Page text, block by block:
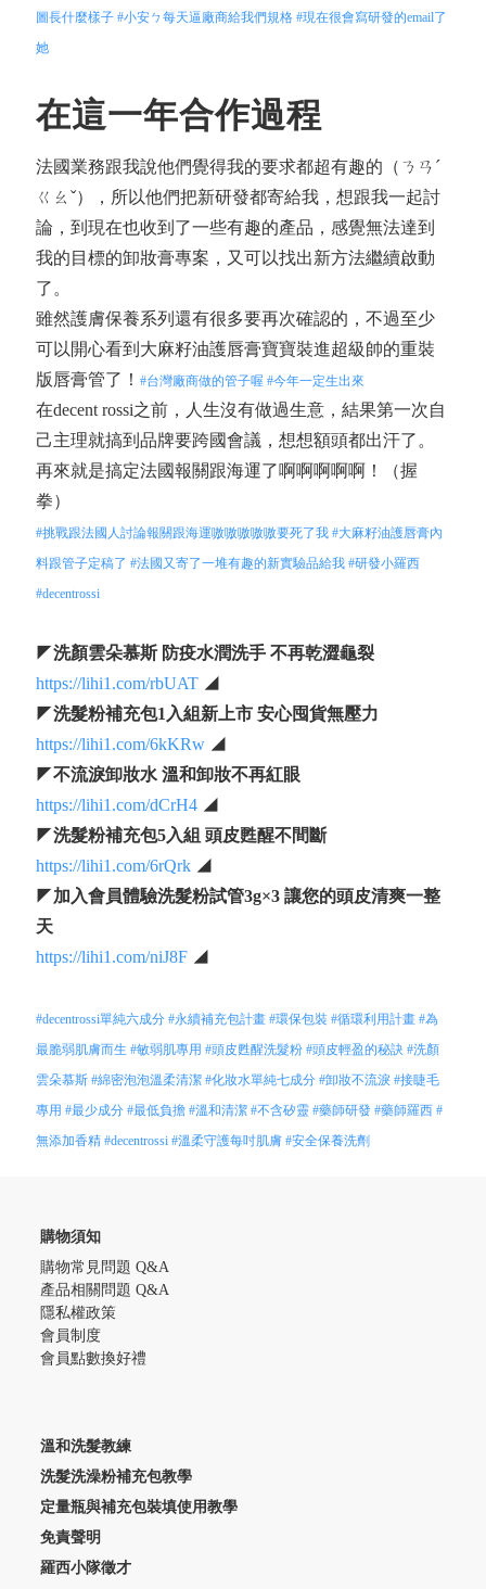
圖長什麼樣子 #小安ㄅ每天逼廠商給我們規格 #現在很會寫研發的email了
她
在這一年合作過程
法國業務跟我說他們覺得我的要求都超有趣的（ㄋㄢˊ
ㄍㄠˇ），所以他們把新研發都寄給我，想跟我一起討
論，到現在也收到了一些有趣的產品，感覺無法達到
我的目標的卸妝膏專案，又可以找出新方法繼續啟動
了。
雖然護膚保養系列還有很多要再次確認的，不過至少
可以開心看到大麻籽油護唇膏寶寶裝進超級帥的重裝
版唇膏管了！ #台灣廠商做的管子喔 #今年一定生出來
在decent rossi之前，人生沒有做過生意，結果第一次自
己主理就搞到品牌要跨國會議，想想額頭都出汗了。
再來就是搞定法國報關跟海運了啊啊啊啊啊！（握
拳）
#挑戰跟法國人討論報關跟海運嗷嗷嗷嗷嗷要死了我 #大麻籽油護唇膏內
料跟管子定稿了 #法國又寄了一堆有趣的新實驗品給我 #研發小羅西
#decentrossi
◤洗顏雲朵慕斯 防疫水潤洗手 不再乾澀龜裂
https://lihi1.com/rbUAT◢
◤洗髮粉補充包1入組新上市 安心囤貨無壓力
https://lihi1.com/6kKRw◢
◤不流淚卸妝水 溫和卸妝不再紅眼
https://lihi1.com/dCrH4◢
◤洗髮粉補充包5入組 頭皮甦醒不間斷
https://lihi1.com/6rQrk◢
◤加入會員體驗洗髮粉試管3g×3 讓您的頭皮清爽一整
天
https://lihi1.com/niJ8F◢
#decentrossi單純六成分 #永續補充包計畫 #環保包裝 #循環利用計畫 #為
最脆弱肌膚而生 #敏弱肌專用 #頭皮甦醒洗髮粉 #頭皮輕盈的秘訣 #洗顏
雲朵慕斯 #綿密泡泡溫柔清潔 #化妝水單純七成分 #卸妝不流淚 #接睫毛
專用 #最少成分 #最低負擔 #溫和清潔 #不含矽靈 #藥師研發 #藥師羅西 #
無添加香精 #decentrossi #溫柔守護每吋肌膚 #安全保養洗劑
購物須知
購物常見問題 Q&A
產品相關問題 Q&A
隱私權政策
會員制度
會員點數換好禮
溫和洗髮教練
洗髮洗澡粉補充包教學
定量瓶與補充包裝填使用教學
免責聲明
羅西小隊徵才